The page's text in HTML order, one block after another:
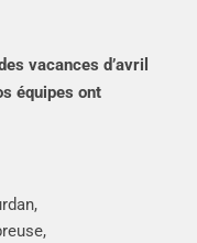
vacances d’avril
équipes ont